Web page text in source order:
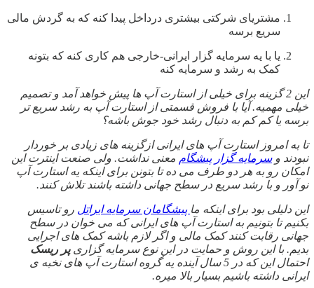
مشتریای شرکتی بیشتری درداخل پیدا کنه که به گردش مالی
سریع برسه
یا با یه سرمایه گزار ایرانی-خارجی هم کاری کنه که بتونه
کمک به رشد و سرمایه کنه
این 2 گزینه برای خیلی از استارت آپ ها پیش خواهد آمد و تصمیم
خیلی مهمیه. آیا با فروش قسمتی از استارت آپ به رشد سریع تر
برسه یا کم کم به دنبال رشد خود جوش باشه؟
تا به امروز استارت آپ های ایرانی ازگزینه های زیادی بر خوردار
نبودند وسرمایه گزار پیشگام معنی نداشت. ولی صنعت اینترت این
امکان رو به هر دو طرف می ده تا بتونن برای اینکه یه استارت آپ
نو آور و با رشد سریع در سطح جهانی داشته باشند تلاش کنند.
این دلیلی بود برای اینکه ما پیشگامان سرمایه ایراتل رو تاسیس
بکنیم تا بتونیم به استارت آپ های ایرانی که می خوان در سطح
جهانی رقابت کنند کمک مالی و اگر لازم باشه کمک های اجرایی
بدیم. با این روش و حمایت در این نوع سرمایه گزاریپر ریسک
احتمال این که در 5 سال آینده یه گروه استارت آپ های نخبه ی
ایرانی داشته باشیم بسیار بالا میره.